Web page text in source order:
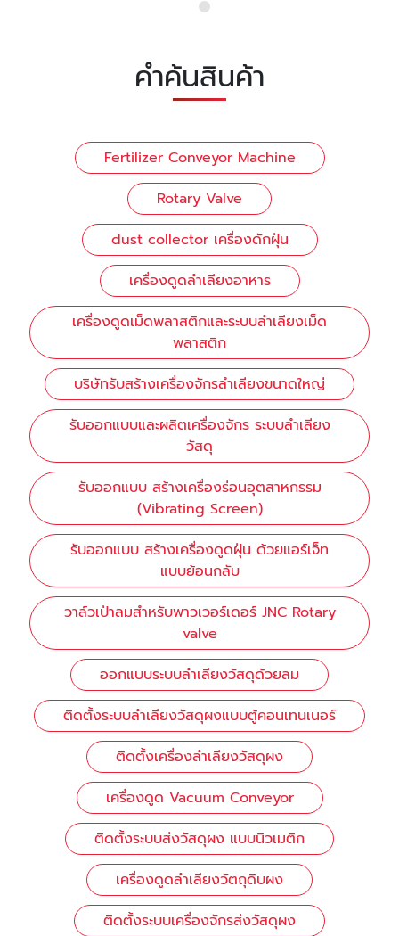
คำค้นสินค้า
Fertilizer Conveyor Machine
Rotary Valve
dust collector เครื่องดักฝุ่น
เครื่องดูดลำเลียงอาหาร
เครื่องดูดเม็ดพลาสติกและระบบลำเลียงเม็ด
พลาสติก
บริษัทรับสร้างเครื่องจักรลำเลียงขนาดใหญ่
รับออกแบบและผลิตเครื่องจักร ระบบลำเลียง
วัสดุ
รับออกแบบ สร้างเครื่องร่อนอุตสาหกรรม
(Vibrating Screen)
รับออกแบบ สร้างเครื่องดูดฝุ่น ด้วยแอร์เจ็ท
แบบย้อนกลับ
วาล์วเป่าลมสำหรับพาวเวอร์เดอร์ JNC Rotary
valve
ออกแบบระบบลำเลียงวัสดุด้วยลม
ติดตั้งระบบลำเลียงวัสดุผงแบบตู้คอนเทนเนอร์
ติดตั้งเครื่องลำเลียงวัสดุผง
เครื่องดูด Vacuum Conveyor
ติดตั้งระบบส่งวัสดุผง แบบนิวเมติก
เครื่องดูดลำเลียงวัตถุดิบผง
ติดตั้งระบบเครื่องจักรส่งวัสดุผง